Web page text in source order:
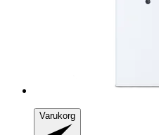
Varukorg